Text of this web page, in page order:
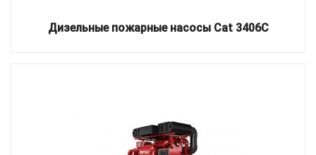
Дизельные пожарные насосы Cat 3406C